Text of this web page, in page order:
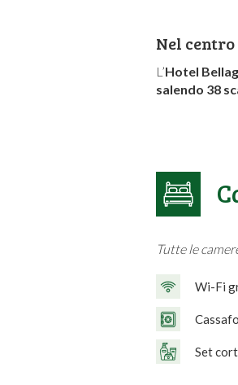
Nel
L’Hotel
salendo 38
Tutte le
Wi-Fi
Set